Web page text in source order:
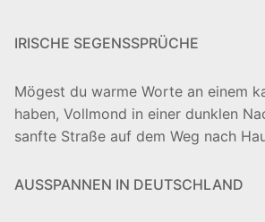
IRISCHE SEGENSSPRÜCHE
Mögest du warme Worte an einem
haben, Vollmond in einer dunklen
sanfte Straße auf dem Weg nach
AUSSPANNEN IN DEUTSCHLAND